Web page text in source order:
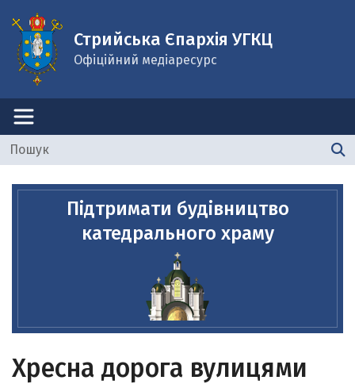
Стрийська Єпархія УГКЦ
Офіційний медіаресурс
Підтримати будівництво
катедрального храму
Хресна дорога вулицями